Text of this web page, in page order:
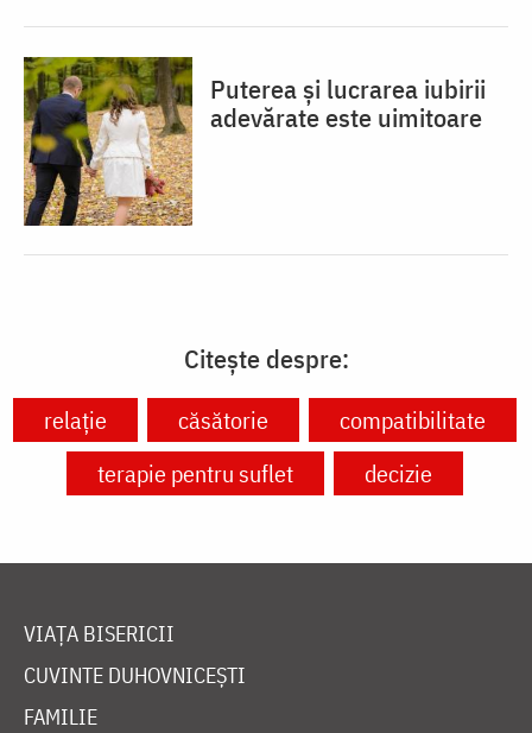
Puterea și lucrarea iubirii
adevărate este uimitoare
Citește despre:
relație căsătorie
compatibilitate
terapie pentru suflet
decizie
VIAȚA BISERICII
CUVINTE DUHOVNICEȘTI
FAMILIE